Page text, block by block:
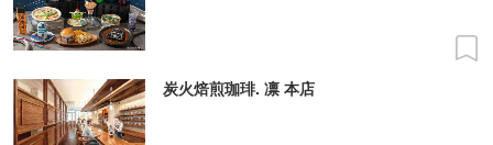
炭火焙煎珈琲. 凛 本店